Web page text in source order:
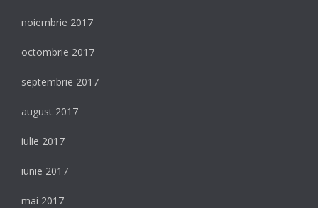
noiembrie 2017
octombrie 2017
septembrie 2017
august 2017
iulie 2017
iunie 2017
mai 2017